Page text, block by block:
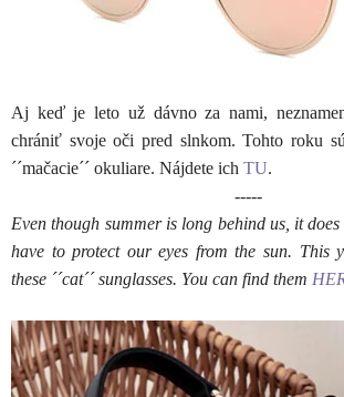
Aj keď je leto už dávno za nami,
chrániť svoje oči pred slnkom. Tohto roku
´´mačacie´´ okuliare. Nájdete ich TU.
-----
Even though summer is long behind us, it
have to protect our eyes from the sun. This
these ´´cat´´ sunglasses. You can find them